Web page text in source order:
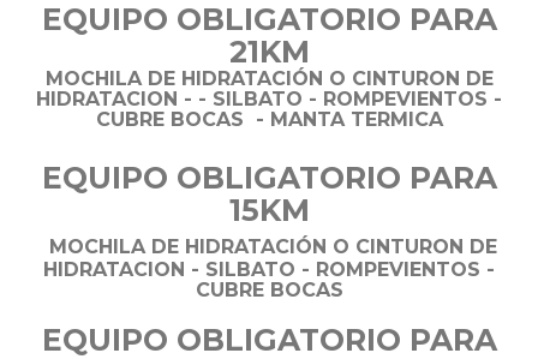
EQUIPO OBLIGATORIO PARA
21KM
MOCHILA DE HIDRATACIÓN O CINTURON DE
HIDRATACION - - SILBATO - ROMPEVIENTOS -
CUBRE BOCAS - MANTA TERMICA
EQUIPO OBLIGATORIO PARA
15KM
MOCHILA DE HIDRATACIÓN O CINTURON DE
HIDRATACION - SILBATO - ROMPEVIENTOS -
CUBRE BOCAS
EQUIPO OBLIGATORIO PARA